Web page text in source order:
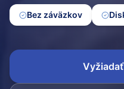
Bez záväzkov